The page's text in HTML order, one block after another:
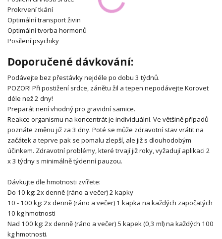
Prokrvení tkání
Optimální transport živin
Optimální tvorba hormonů
Posílení psychiky
Doporučené dávkování:
Podávejte bez přestávky nejdéle po dobu 3 týdnů.
POZOR! Při postižení srdce, zánětu žil a tepen nepodávejte Korovet
déle než 2 dny!
Preparát není vhodný pro gravidní samice.
Reakce organismu na koncentrát je individuální. Ve většině případů
poznáte změnu již za 3 dny. Poté se může zdravotní stav vrátit na
začátek a teprve pak se pomalu zlepší, ale již s dlouhodobým
účinkem. Zdravotní problémy, které trvají již roky, vyžadují aplikaci 2
x 3 týdny s minimálně týdenní pauzou.
Dávkujte dle hmotnosti zvířete:
Do 10 kg: 2x denně (ráno a večer) 2 kapky
10 - 100 kg: 2x denně (ráno a večer) 1 kapka na každých započatých
10 kg hmotnosti
Nad 100 kg: 2x denně (ráno a večer) 5 kapek (0,3 ml) na každých 100
kg hmotnosti.